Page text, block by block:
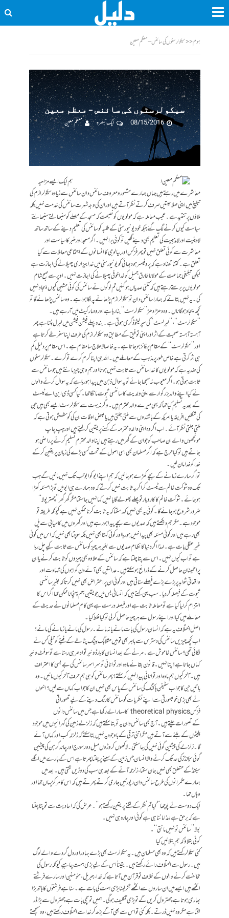
ہوم<<سیکولرسٹوں کی سائنس – معظم معین
سیکولرسٹوں کی سائنس – معظم معین
08/15/2016
ایک تبصرہ معظم معین
ہم ایک ایسے مزاحیہ
معاشرے میں رہتے ہیں جہاں ہمارے مشہور و معروف سائنس دان سائنس سے زیادہ سیکولرازم کی
تبلیغ میں اپنی صلاحیتیں صرف کرتے نظر آتے ہیں اور ان کی وجہ شہرت سائنس کی خدمت نہیں بلکہ
ملاؤں پر تنقید ہے۔ عجب معاملہ ہے کہ مولویوں کو نصیحت کہ مسجد کے مصلے کو سنبھالتے سنبھالتے
سیاست کیوں کرنے لگ گئے جبکہ خود یونیورسٹی کے طلبہ کو سائنس کی تعلیم دینے کے ساتھ ساتھ
لادینیت اور لامذہبیت کی تعلیم بھی دینے لگیں تو کوئی برا نہیں۔ اگر مسجد اور منبر کا سیاست اور
معاشرت سے کوئی تعلق نہیں تو پھر فزکس اور بیالوجی کا انسانوں کے اجتماعی معاملات سے کیا
تعلق ہے۔ کتنا تضاد ہے کہ پروفیسر ہود بھائی کو یونیورسٹی میں خدا بیزاری پھیلانے کی اجازت ہے
لیکن تبلیغی جماعت کے مولانا طارق جمیل کو خدا خوفی پھیلانے کی اجازت نہیں۔ اوپر سے صبح شام
مولویوں پر برستے رہتے ہیں کہ کتنی صدیاں ہو گئیں تم لوگوں نے سائنس کی کوئی مشین کیوں ایجاد نہیں
کی۔ یہ نہیں بتاتے کہ ہمارا سائنس دان تو سیکولرازم پڑھانے پہ لگا ہوا ہے۔ وہ سائنس پڑھائے گا تو
کچھ ایجاد ہوگا ناں۔ وہ دھڑادھڑ ’’سیکولرسٹ‘‘ بنا رہا ہے اور وہ مارکیٹ میں آ رہے ہیں۔
’’سیکولرسٹ‘‘، ’’لبرلسٹ‘‘ کی سپر لیٹو ڈگری ہوتی ہے۔ بندہ پہلے فیشن فیشن میں لبرل بنتا ہے پھر
آہستہ آہستہ صحبت کے اثر اور اپنی توفیق کے مطابق وہ سیکولرازم کی طرف اپنا سفر طے کرتا ہے
اور ’’سیکولرسٹ‘‘ کے مقام پر فائز ہو جاتا ہے۔ یہ خاصا لاعلاج سا مقام ہے۔ اس مقام پر دلیل کم
ہی اثر کرتی ہے خاص طور پر مذہب کے معاملے میں۔ اللہ ہی اپنا کرم کرے تو کرے۔ سیکولرسٹوں
کی ضد یہ ہے کہ مولویوں کا خدا سائنس سے ثابت نہیں ہوتا اور ہم وہی چیز مانتے ہیں جو سائنس سے
ثابت ہوتی ہو۔ اگر معیوب نہ سمجھا جائے تو یہ سوال ذہن میں پیدا ہو رہا ہے کہ یہ سوال کرنے والوں
نے کیا اپنے والد بزرگوار سے اپنی ولدیت کا سائنسی ثبوت مانگا تھا۔ کیا کسی ڈی این اے ٹیسٹ
کے بعد یہ تسلیم کیا تھا کہ یہى میرے والد محترم ہیں۔ وگرنہ بہت سے سیکولرسٹ ایسے بھى ہیں جن
کی شکلیں افریقہ یا امریکہ کے باشندوں سے ملتی جلتی ہیں یا بعض اوقات ان کی کوشش ہوتی ہے کہ
ملتی جلتی نظر آئے۔ اب اگر وہ اپنی والدہ محترمہ کے کہنے پر یقین کر لیتے ہیں اور چپ چاپ
مونچھوں والے ان صاحب کو جو ان کے گھر میں رہتے ہیں اپنا والد محترم تسلیم کرنے پر راضی ہو
جاتے ہیں تو کیا حرج ہے کہ اگر مسلمان بھی اسی اصول کے تحت کسی بڑے کی زبان پر یقین کر کے
خدا کو خدا مان لیں۔
تو اگر سارے زمانے کے بچے کھڑے ہو جائیں کہ ہم اپنے ابو کو ابو تب تک نہیں مانیں گے جب
تک وہ شوکت خانم سے ٹیسٹ کرا کر یہ ثابت نہیں کرتے کہ وہ ہمارے ہی ابو ہیں تو بڑا مسئلہ کھڑا
ہو جائے۔ شوکت خانم کا کاروبار تو پھلے پھولے گا یا نہیں کہا نہیں جا سکتا مگر گھر گھر ’’چھتر پولا‘‘
ضرور شروع ہو جائے گا۔ کوئی یہ بھی نہیں کہہ سکتا کہ یہ ثابت کرنا ممکن نہیں ہے کیونکہ طریقہ تو
موجود ہے۔ مگر ہم دیکھتے ہیں کہ صدیوں سے بچے پیدا ہو رہے ہیں اور گھروں میں کامیابی سے پل
بھی رہے ہیں اور کوئی مسئلہ بھی پیدا نہیں ہو رہا اور کوئی کہتا بھی نہیں بلکہ سوچتا بھی نہیں کہ اس میں کوئی
غیر عقلی بات ہے۔ لہذا اگر دنیا کا نظام صدیوں سے بغیر ہر چیز کو سائنس سے ثابت کیے چل رہا
ہے تو اب کیوں نہیں۔ اس سے پتا چلتا ہے کہ سائنس کے علاوہ بھی چیزوں کو ثابت کرنے یا ان
پر اطمینان حاصل کرنے کے ذرائع ہو سکتے ہیں۔ عدالتیں بھی آئے دن گواہوں کی شہادت اور
واقعاتی شواہد پر بڑے بڑے فیصلے سناتی ہیں اور کوئی ان پر اعتراض بھی نہیں کرتا کہ بغیر سائنسی
ثبوت کے فیصلہ کر دیا۔ سب یہی کہتے ہیں کہ انسانی بس میں جو یقین بہم پہنچانا ممکن تھا اگر اس کا
التزام کر لیا گیا ہے تو معاملہ ثابت ہے اور فیصلہ درست ہے یہی کام مسلمانوں نے حدیث کے
معاملے میں کیا اور اپنے رسول سے ہر چیز حاصل کر لی تو کیا غلط کیا۔
اصل اختلاف یہ ہے کہ انسان رسول کی بات مانے یا نہ مانے۔ رسول کی مانے یا زمانے کی مانے؟
اب کچھ چیزیں سائنس کی دسترس سے باہر بھی تو ہیں مثلا بگ بینگ پٹاخے کے فیتے کو تیلی کس نے
لگائی تھی؟ سائنس خاموش ہے۔ مرنے کے بعد انسان کا ہارڈوئیر تو ادھر ہی رہتا ہے تو سوفٹ وئیر
کہاں جاتا ہے؟ پتا نہیں۔ قانون بقائے مادہ اور توانائی تو سراسر سائنس کی بے بسی کا اعتراف
ہیں۔ آخر کیوں ہم مادہ اور توانائی پیدا نہیں کر سکتے؟ پھر سائنس کو ہی ہم حرف آخر کیوں مانیں۔ وہ
باتیں جن کا جواب سٹیفن ہاکنگ کی سائنس کے پاس بھی نہیں ان کا جواب کہاں سے لیں؟ انہوں
نے بھی بڑی خوبصورتی سے اپنے نظریات کو سائنس کا رنگ دینے کے لیے تصوراتی
فزکس theoretical physics کا سہار ا لے رکھا ہے جس میں سائنس دانوں
کےتصورات چلتے ہیں۔ آج بھی سائنس دان یہ تو بتا سکتے ہیں کہ زلزلے زمین کی گہرائیوں میں موجود
پلیٹوں کے ہلنے سے آتے ہیں مگر اتنی ترقی کے باوجود یہ نہیں بتا سکتے کہ زلزلہ کب اور کہاں آئے
گا۔ زلزلے کی پیشین گوئی نہیں کی جا سکتی۔ لاکھوں کروڑوں میل دور سورج اور چاند گرہن کی پیشین
گوئی سیکنڈز کی حد تک کرنے والا انسان جس زمین کے سینے پر چلتا پھرتا ہے اس کے بارے میں اگلے
سیکنڈ کے متعلق بھی نہیں جان سکتا، زلزلہ آنے کے بعد ہی سب کی دوڑیں لگتی ہیں۔ بعد میں
ہمارے حکمرانوں کی طرح سائنس دان رپورٹیں جاری کرتے پھرتے ہیں کہ اس کا مرکز یہاں تھا اور
وہاں تھا۔
ایک دوست نے پوچھا ’’کیا تم نظر کے لگنے پر یقین رکھتے ہو‘‘۔ عرض کی کہ احادیث سے تو پتا چلتا
ہے کہ برحق ہے لہذا ماننا ہی ہے کوئی اور چارہ ہی نہیں۔
بولا ’’سائنس تو نہیں مانتی‘‘۔
کوئی بتلاؤ کہ ہم بتلائیں کیا
کئی سیکولر کہتے ہیں کہ وہ بھی مسلمان ہیں۔ یہ سیکولرسٹ بھی بڑے بہادر اور دل گردے والے لوگ
ہیں۔ رسول سے اختلاف رائے رکھتے ہیں۔ یقیناً اس کے لیے بڑی ہمت چاہیے کیونکہ رسول کی
مخالفت کرنے والوں کے خلاف تو قرآن میں آتا ہے کہ خدا، جبریل، مئومنین اور سارے فرشتے
اکٹھے ہیں ایسے میں ان ساروں سے اکٹھے ٹکر لینا بڑی ہمت کی بات ہے۔ سنا ہے فرشتوں کا ہاتھ بڑا
بھاری ہوتا ہے چھترول کریں گے تو بڑی تکلیف ہو گی۔ ہمیں تو سچی بات ہے چھترول سے بڑا ڈر
لگتا ہے مگر وہ نہیں ڈرتے۔ بلکہ کئی تو اس سے بھی آگے بڑھ کر خدا سے اختلاف رکھتے ہیں، وہ سمجھتے